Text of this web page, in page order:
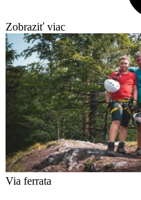
Zobraziť viac
Via ferrata